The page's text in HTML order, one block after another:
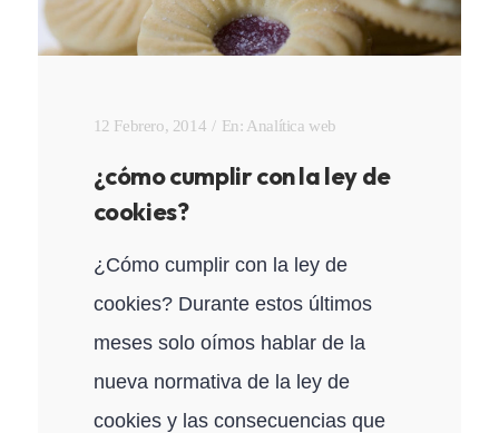
12 Febrero, 2014 En: Analítica web
¿cómo cumplir con la ley de
cookies?
¿Cómo cumplir con la ley de
cookies? Durante estos últimos
meses solo oímos hablar de la
nueva normativa de la ley de
cookies y las consecuencias que